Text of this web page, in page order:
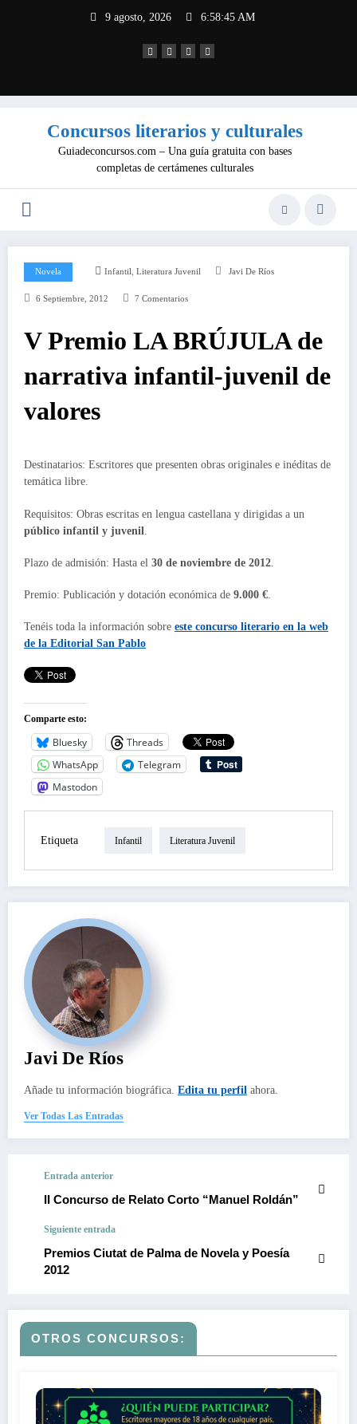
9 agosto, 2026 6:58:45 AM
Concursos literarios y culturales
Guiadeconcursos.com – Una guía gratuita con bases
completas de certámenes culturales
Novela Infantil, Literatura Juvenil Javi De Ríos
6 Septiembre, 2012 7 Comentarios
V Premio LA BRÚJULA de
narrativa infantil-juvenil de
valores
Destinatarios: Escritores que presenten obras originales e inéditas de
temática libre.
Requisitos: Obras escritas en lengua castellana y dirigidas a un
público infantil y juvenil
Plazo de admisión: Hasta el 30 de noviembre de 2012
Premio: Publicación y dotación económica de 9.000 €
Tenéis toda la información sobre este concurso literario en la web
de la Editorial San Pablo
Comparte esto:
Bluesky
Threads
WhatsApp
Telegram
Mastodon
Etiqueta Infantil Literatura Juvenil
Javi De Ríos
Añade tu información biográfica. Edita tu perfil ahora.
Ver Todas Las Entradas
Entrada anterior
II Concurso de Relato Corto “Manuel Roldán”
Siguiente entrada
Premios Ciutat de Palma de Novela y Poesía
2012
OTROS CONCURSOS: